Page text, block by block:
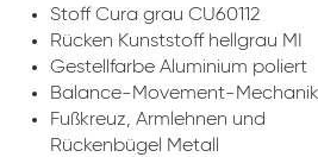
Stoff Cura grau CU60112
Rücken Kunststoff hellgrau MI
Gestellfarbe Aluminium poliert
Balance-Movement-Mechanik
Fußkreuz, Armlehnen und
Rückenbügel Metall